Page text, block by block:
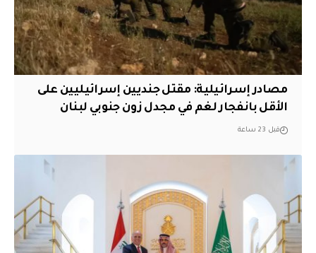
مصادر إسرائيلية: مقتل جنديين إسرائيليين على
الأقل بانفجار لغم في مجدل زون جنوبي لبنان
قبل 23 ساعة